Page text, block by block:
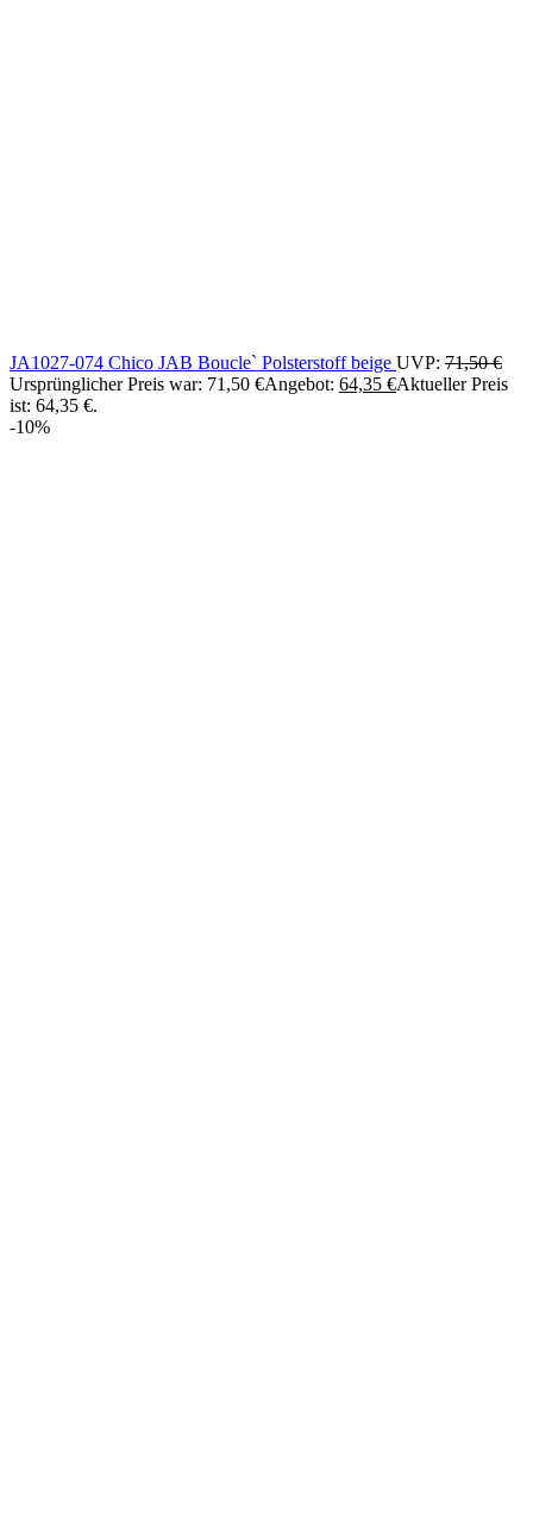
JA1027-074 Chico JAB Boucle` Polsterstoff beige UVP: 71,50€
Ursprünglicher Preis war: 71,50 €Angebot: 64,35 €Aktueller Preis
ist: 64,35 €.
-10%